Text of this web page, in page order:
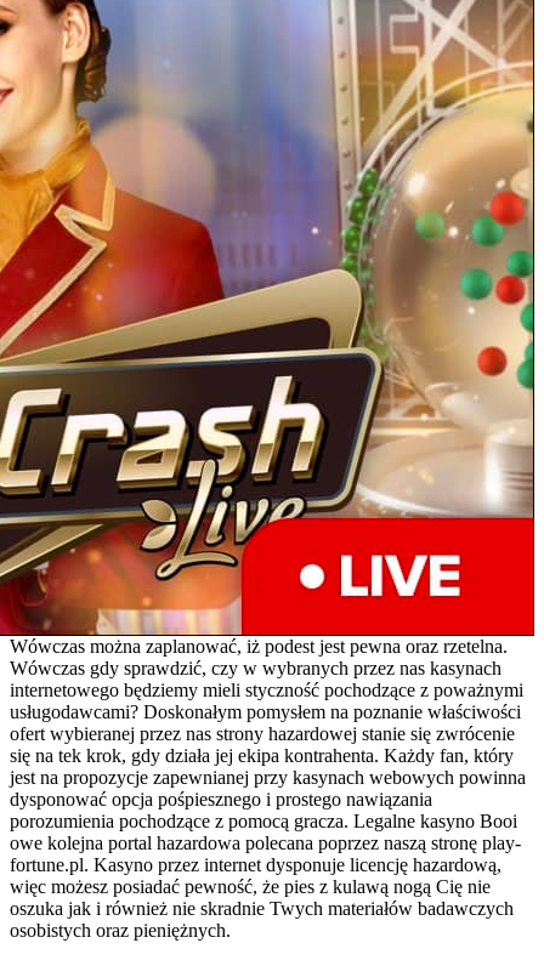
Wówczas można zaplanować, iż podest jest pewna oraz rzetelna.
Wówczas gdy sprawdzić, czy w wybranych przez nas kasynach
internetowego będziemy mieli styczność pochodzące z poważnymi
usługodawcami? Doskonałym pomysłem na poznanie właściwości
ofert wybieranej przez nas strony hazardowej stanie się zwrócenie
się na tek krok, gdy działa jej ekipa kontrahenta. Każdy fan, który
jest na propozycje zapewnianej przy kasynach webowych powinna
dysponować opcja pośpiesznego i prostego nawiązania
porozumienia pochodzące z pomocą gracza. Legalne kasyno Booi
owe kolejna portal hazardowa polecana poprzez naszą stronę play-
fortune.pl. Kasyno przez internet dysponuje licencję hazardową,
więc możesz posiadać pewność, że pies z kulawą nogą Cię nie
oszuka jak i również nie skradnie Twych materiałów badawczych
osobistych oraz pieniężnych.